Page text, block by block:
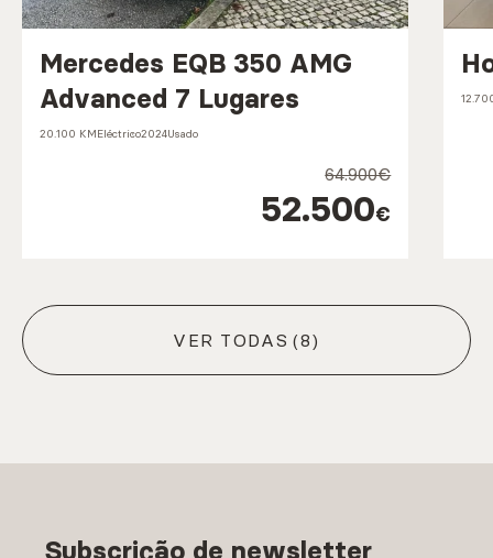
Mercedes EQB 350 AMG
Advanced 7 Lugares
20.100 KMEléctrico2024Usado
64.900€
52.500€
VER TODAS (8)
Subscrição de newsletter